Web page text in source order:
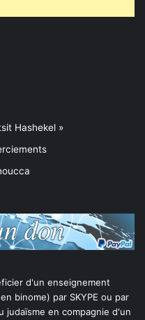
Hashekel »
d'un enseignement
binome) par SKYPE ou par
en compagnie d'un